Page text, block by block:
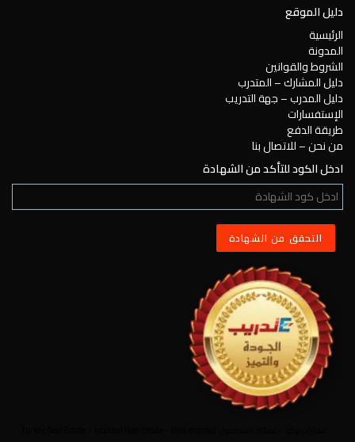
دليل الموقع
الرئيسية
المدونة
الشروط والقوانين
دليل المشارك – المتدرب
دليل المدرب – جهة التدريب
الإستفسارات
طريقة الدفع
من نحن – للاتصال بنا
ادخل الكود للتأكد من الشهادة